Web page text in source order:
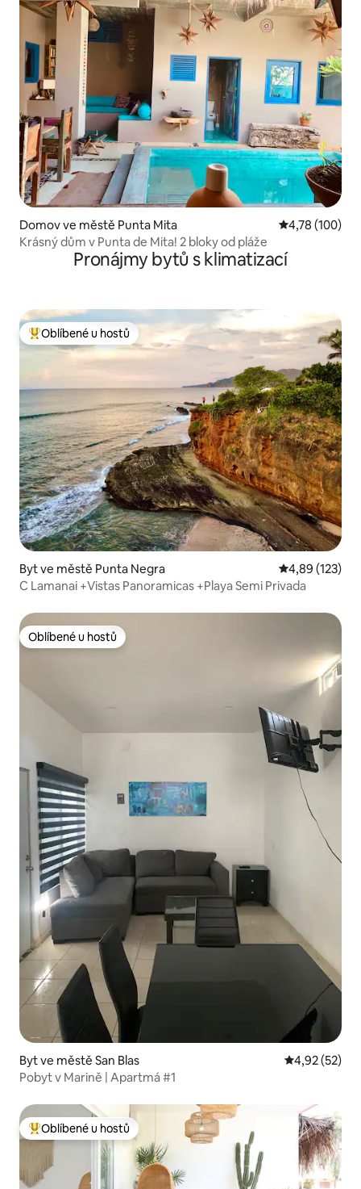
Domov ve městě Punta Mita Průměrné
4,78 (100)
Krásný dům v Punta de Mita! 2 bloky od pláže
Pronájmy bytů s klimatizací
Nejlepší v kategorii Oblíbené u hostů
Oblíbené u hostů
Byt ve městě Punta Negra Průměrné
4,89 (123)
C Lamanai +Vistas Panoramicas +Playa Semi Privada
Oblíbené u hostů
Oblíbené u hostů
Byt ve městě San Blas Průměrné
4,92 (52)
Pobyt v Marině | Apartmá #1
Nejlepší v kategorii Oblíbené u hostů
Oblíbené u hostů